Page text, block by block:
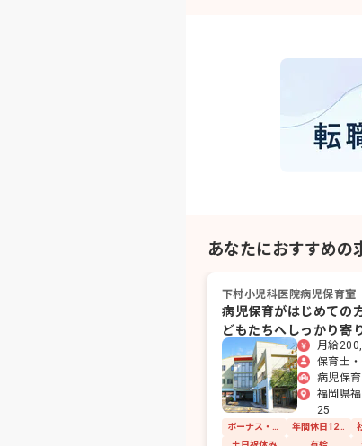
あなたにおすすめの
下村小児科医院病児保育室
病児保育がはじめての
どもたちへしっかり寄
保育
月給
保育士
病児保育
福岡県
25